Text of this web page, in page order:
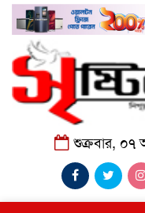
শুক্রবার, ০৭